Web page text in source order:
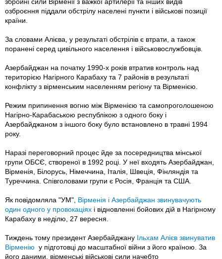
озброєння піддали обстрілу населені пункти і військові позиції
країни.
За словами Алієва, у результаті обстрілів є втрати, а також
поранені серед цивільного населення і військовослужбовців.
Азербайджан на початку 1990-х років втратив контроль над
територією Нагірного Карабаху та 7 районів в результаті
конфлікту з вірменським населенням регіону та Вірменією.
Режим припинення вогню між Вірменією та самопроголошеною
Нагірно-Карабаською республікою з одного боку і
Азербайджаном з іншого боку було встановлено в травні 1994
року.
Наразі переговорний процес йде за посередництва мінської
групи ОБСЄ, створеної в 1992 році. У неї входять Азербайджан,
Вірменія, Білорусь, Німеччина, Італія, Швеція, Фінляндія та
Туреччина. Співголовами групи є Росія, Франція та США.
Як повідомляла "УМ", Вірменія і Азербайджан звинувачують
один одного у провокаціях і відновленні бойових дій в Нагірному
Карабаху в неділю, 27 вересня.
Тиждень тому президент Азербайджану Ільхам Алієв звинуватив
Вірменію у підготовці до масштабної війни з його країною. За
його даними, вірменські військові сили начебто